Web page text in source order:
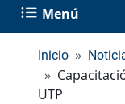
Menú
Inicio
UTP